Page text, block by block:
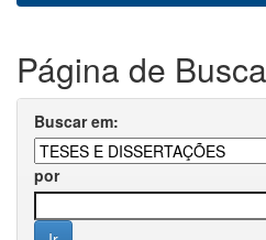
Página de Busca
Buscar em:
por